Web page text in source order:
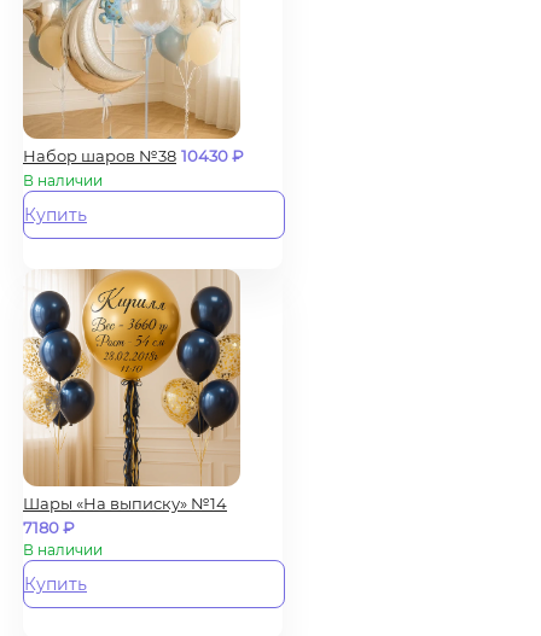
Набор шаров №38 10430₽
В наличии
Купить
Шары «На выписку» №14
7180₽
В наличии
Купить